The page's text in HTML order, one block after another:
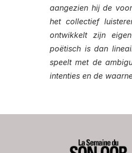
aangezien hij de
het collectief
ontwikkelt zijn
poëtisch is dan
speelt met de
intenties en de